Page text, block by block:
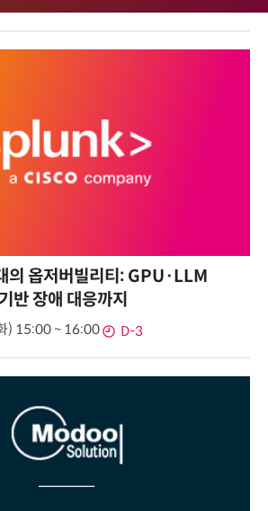
옵저버빌리티: GPU·LLM
반 장애 대응까지
) 15:00 ~ 16:00 D-3